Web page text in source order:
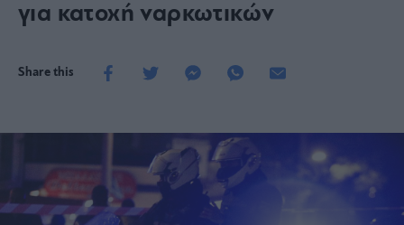
για κατοχή ναρκωτικών
Share this